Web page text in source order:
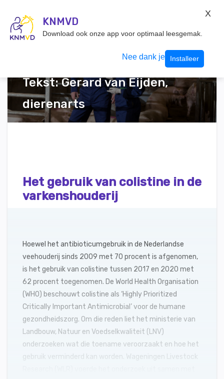
Inloggen
Tekst: Gerard van Eijden,
dierenarts
Het gebruik van colistine in de
varkenshouderij
Hoewel het antibioticumgebruik in de Nederlandse
veehouderij sinds 2009 met 70 procent is afgenomen,
is het gebruik van colistine tussen 2017 en 2020 met
62 procent toegenomen. De World Health Organisation
(WHO) beschouwt colistine als ‘Highly Prioritized
Critically Important Antimicrobial’ voor de humane
gezondheidszorg. Om die reden liet het ministerie van
Landbouw, Natuur en Voedselkwaliteit (LNV)
onderzoeken wat die toename veroorzaakt en hoe het
gebruik verminderd kan worden. Wageningen Livestock
KNMVD
Download ook onze app voor optimaal leesgemak.
Nee dank je Installeer
X